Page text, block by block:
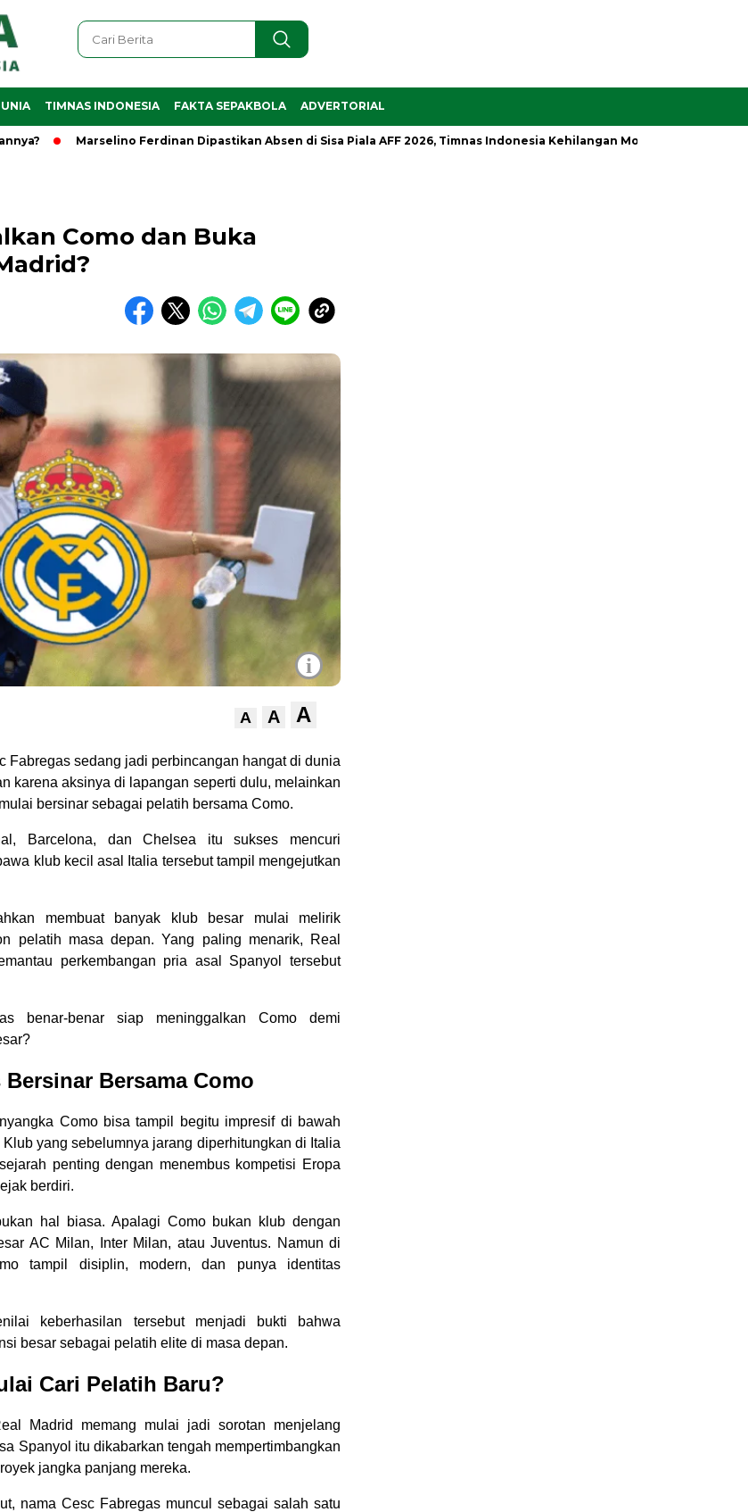
TIMNAS INDONESIA FAKTA SEPAKBOLA ADVERTORIAL
Marselino Ferdinan Dipastikan Absen di Sisa Piala AFF 2026, Timnas Indonesia Kehilangan Motor Serangan
Como dan Buka
i
A A A
Fabregas sedang jadi perbincangan hangat di dunia
karena aksinya di lapangan seperti dulu, melainkan
bersinar sebagai pelatih bersama Como.
Barcelona, dan Chelsea itu sukses mencuri
klub kecil asal Italia tersebut tampil mengejutkan
membuat banyak klub besar mulai melirik
pelatih masa depan. Yang paling menarik, Real
perkembangan pria asal Spanyol tersebut
benar-benar siap meninggalkan Como demi
Bersinar Bersama Como
Como bisa tampil begitu impresif di bawah
yang sebelumnya jarang diperhitungkan di Italia
penting dengan menembus kompetisi Eropa
berdiri.
hal biasa. Apalagi Como bukan klub dengan
AC Milan, Inter Milan, atau Juventus. Namun di
tampil disiplin, modern, dan punya identitas
keberhasilan tersebut menjadi bukti bahwa
besar sebagai pelatih elite di masa depan.
Cari Pelatih Baru?
Madrid memang mulai jadi sorotan menjelang
Spanyol itu dikabarkan tengah mempertimbangkan
jangka panjang mereka.
nama Cesc Fabregas muncul sebagai salah satu